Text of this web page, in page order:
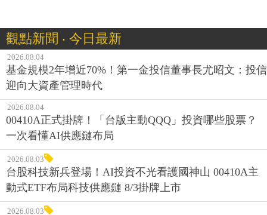
觀點新聞 ‧ 今日最新
2026.08.04
基金規模2年增近70%！第一金投信董事長尤昭文：投信
迎向大資產管理時代
2026.08.04
00410A正式掛牌！「台版主動QQQ」投資哪些股票？
一次看懂AI供應鏈布局
2026.08.03
台股科技新兵登場！AI投資不光看護國神山 00410A主
動式ETF布局科技供應鏈 8/3掛牌上市
2026.08.03